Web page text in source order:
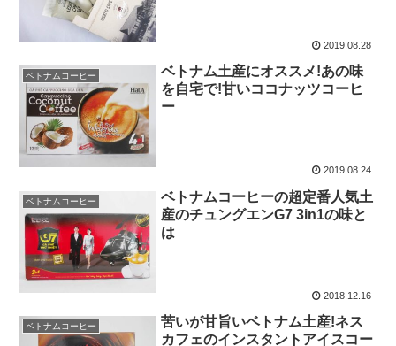
2019.08.28
ベトナムコーヒー
ベトナム土産にオススメ!あの味
を自宅で!甘いココナッツコーヒ
ー
2019.08.24
ベトナムコーヒー
ベトナムコーヒーの超定番人気土
産のチュングエンG7 3in1の味と
は
2018.12.16
ベトナムコーヒー
苦いが甘旨いベトナム土産!ネス
カフェのインスタントアイスコー